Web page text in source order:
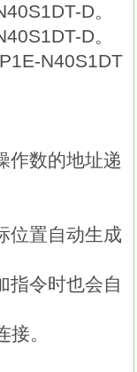
D。
D。
N40S1DT
作数的地址递
位置自动生成
指令时也会自
。